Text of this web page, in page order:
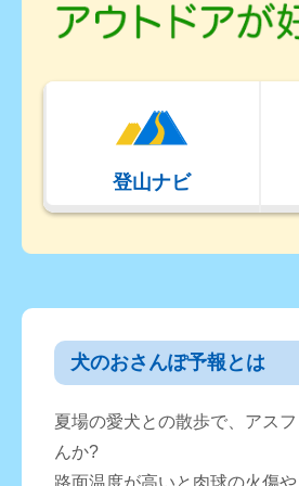
登山ナビ
犬のおさんぽ予報とは
夏場の愛犬との散歩で、アス
んか?
路面温度が高いと肉球の火傷